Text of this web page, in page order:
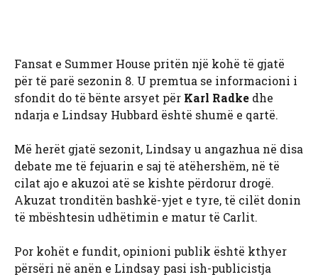
Fansat e Summer House pritën një kohë të gjatë
për të parë sezonin 8. U premtua se informacioni i
sfondit do të bënte arsyet për Karl Radke dhe
ndarja e Lindsay Hubbard është shumë e qartë.
Më herët gjatë sezonit, Lindsay u angazhua në disa
debate me të fejuarin e saj të atëhershëm, në të
cilat ajo e akuzoi atë se kishte përdorur drogë.
Akuzat tronditën bashkë-yjet e tyre, të cilët donin
të mbështesin udhëtimin e matur të Carlit.
Por kohët e fundit, opinioni publik është kthyer
përsëri në anën e Lindsay pasi ish-publicistja